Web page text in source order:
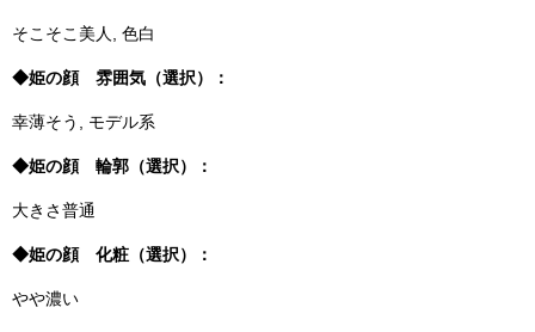
そこそこ美人, 色白
◆姫の顔 雰囲気（選択）：
幸薄そう, モデル系
◆姫の顔 輪郭（選択）：
大きさ普通
◆姫の顔 化粧（選択）：
やや濃い